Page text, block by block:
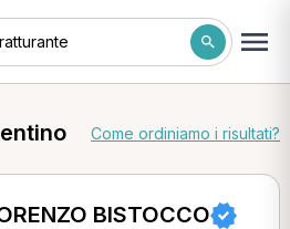
Come ordiniamo i risultati?
BISTOCCO